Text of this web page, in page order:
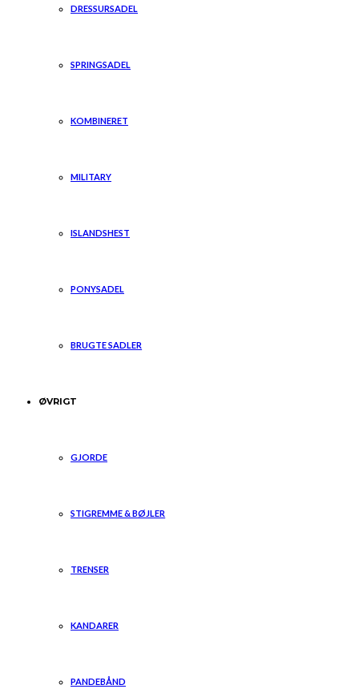
DRESSURSADEL
SPRINGSADEL
KOMBINERET
MILITARY
ISLANDSHEST
PONYSADEL
BRUGTE SADLER
ØVRIGT
GJORDE
STIGREMME & BØJLER
TRENSER
KANDARER
PANDEBÅND